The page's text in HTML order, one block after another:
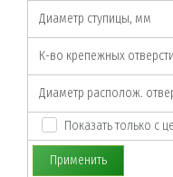
Диаметр ступицы, мм
К-во крепежных
Диаметр располож.
Показать только с
Применить